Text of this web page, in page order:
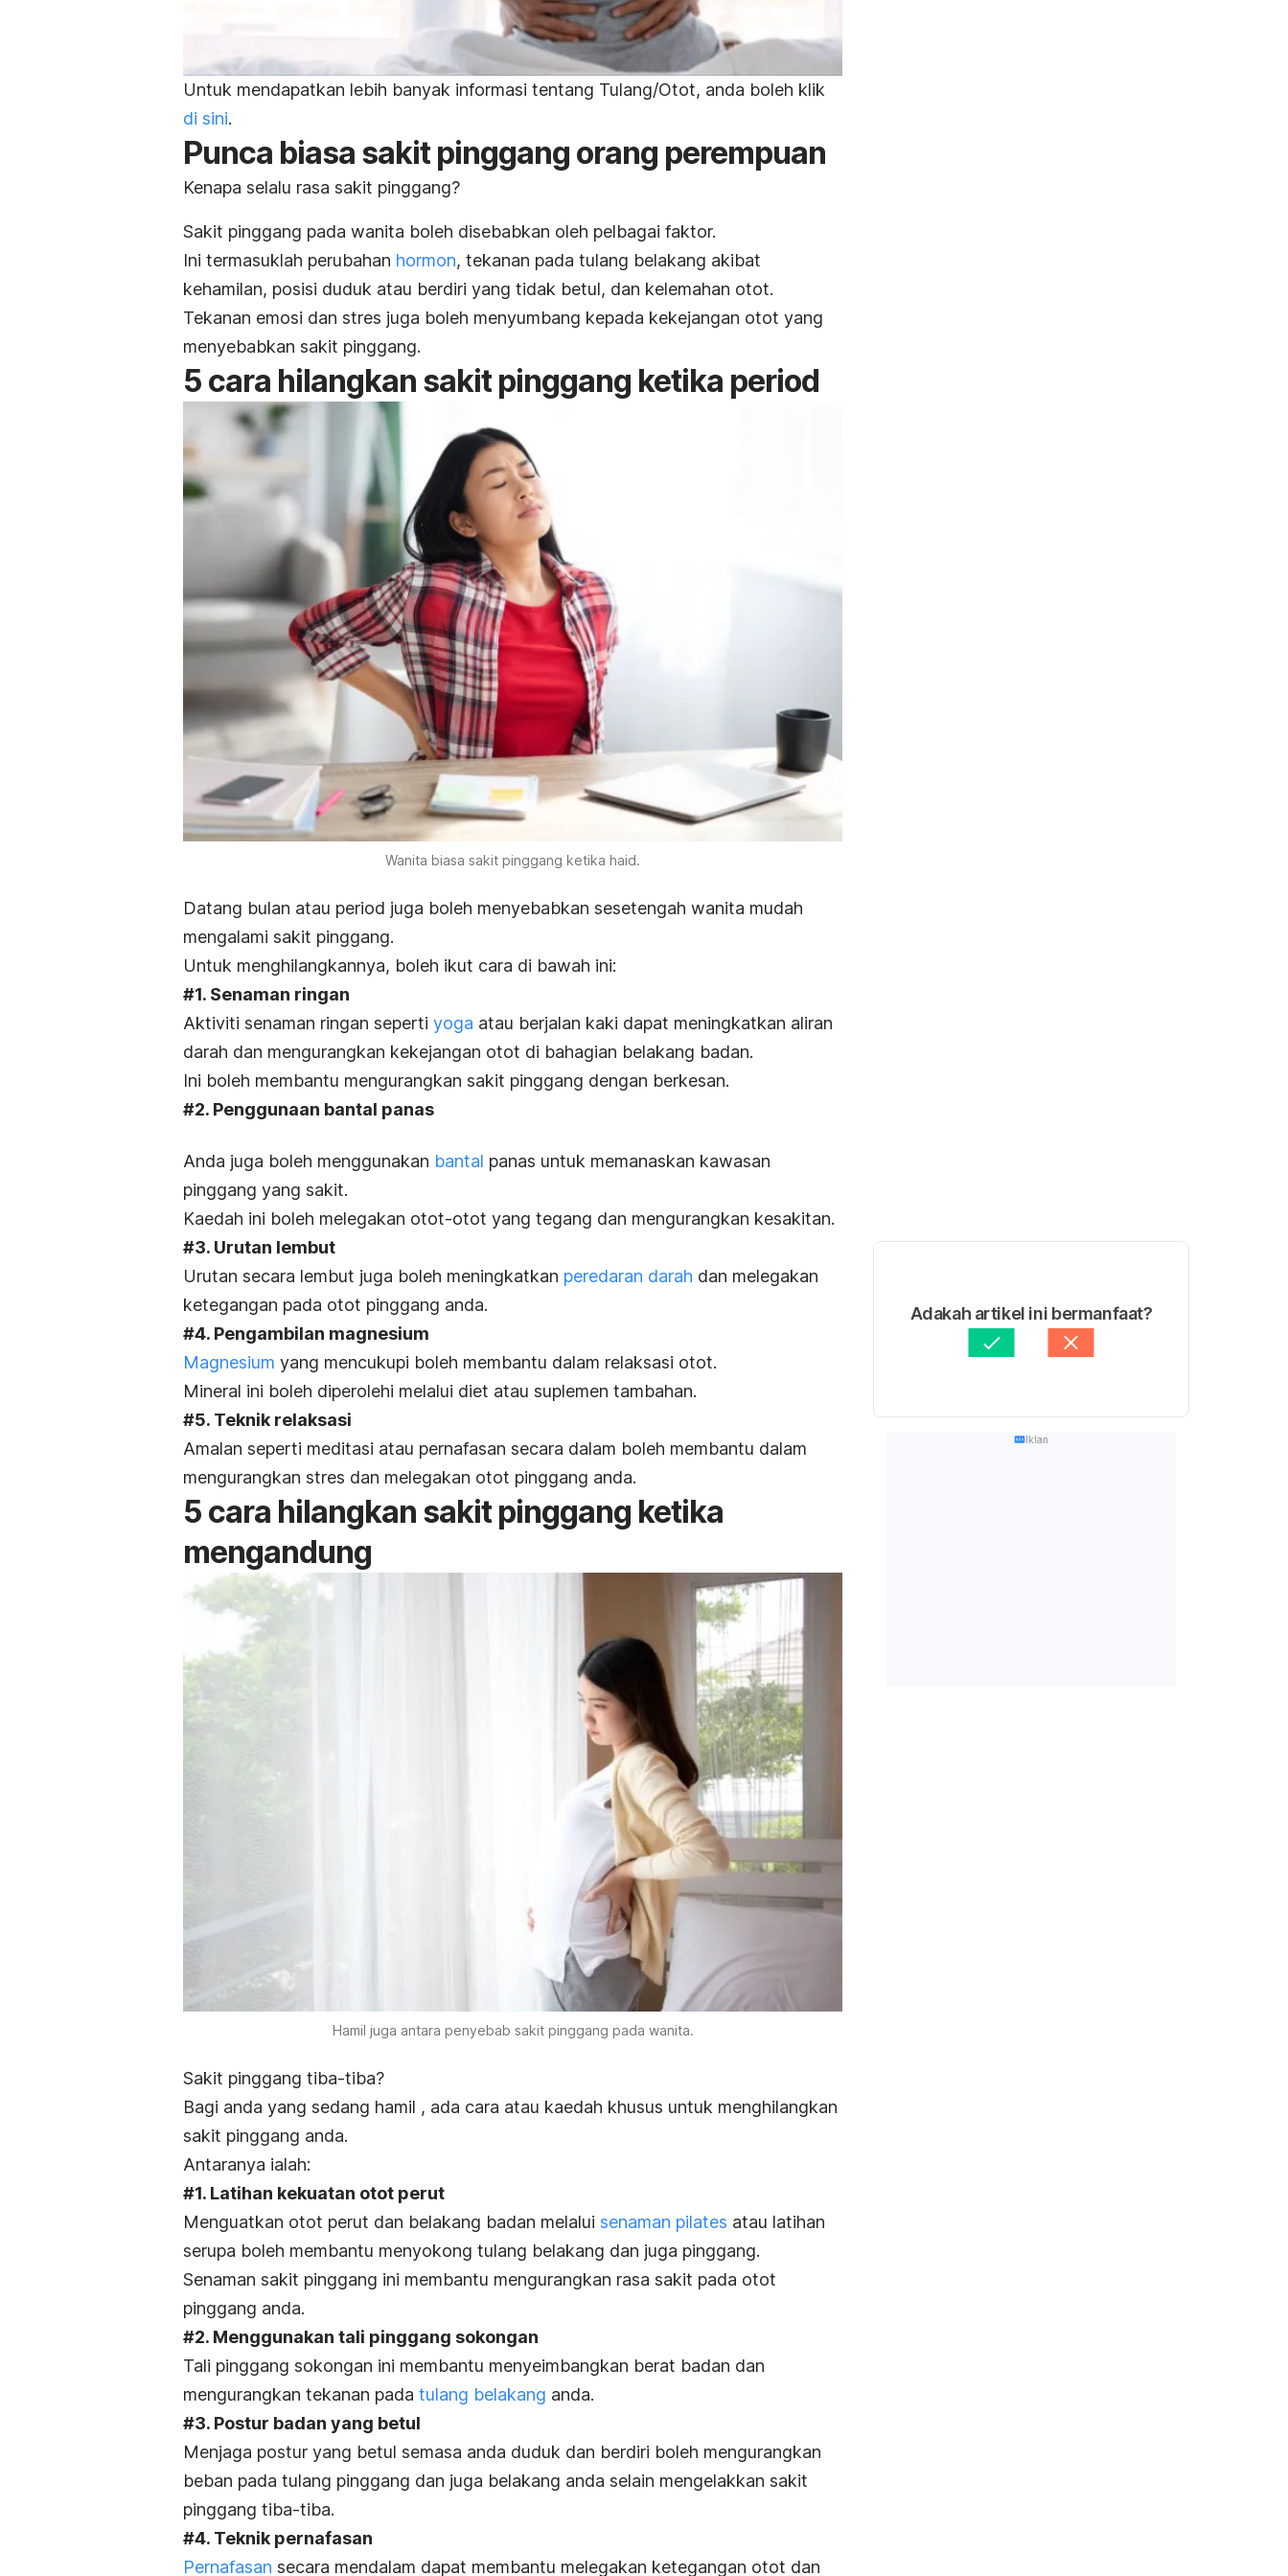
Untuk mendapatkan lebih banyak informasi tentang Tulang/Otot, anda boleh klik
di sini.
Punca biasa sakit pinggang orang perempuan
Kenapa selalu rasa sakit pinggang?
Sakit pinggang pada wanita boleh disebabkan oleh pelbagai faktor.
Ini termasuklah perubahan hormon, tekanan pada tulang belakang akibat
kehamilan, posisi duduk atau berdiri yang tidak betul, dan kelemahan otot.
Tekanan emosi dan stres juga boleh menyumbang kepada kekejangan otot yang
menyebabkan sakit pinggang.
5 cara hilangkan sakit pinggang ketika period
Wanita biasa sakit pinggang ketika haid.
Datang bulan atau period juga boleh menyebabkan sesetengah wanita mudah
mengalami sakit pinggang.
Untuk menghilangkannya, boleh ikut cara di bawah ini:
#1. Senaman ringan
Aktiviti senaman ringan seperti yoga atau berjalan kaki dapat meningkatkan aliran
darah dan mengurangkan kekejangan otot di bahagian belakang badan.
Ini boleh membantu mengurangkan sakit pinggang dengan berkesan.
#2. Penggunaan bantal panas
Anda juga boleh menggunakan bantal panas untuk memanaskan kawasan
pinggang yang sakit.
Kaedah ini boleh melegakan otot-otot yang tegang dan mengurangkan kesakitan.
#3. Urutan lembut
Urutan secara lembut juga boleh meningkatkan peredaran darah dan melegakan
ketegangan pada otot pinggang anda.
#4. Pengambilan magnesium
Magnesium yang mencukupi boleh membantu dalam relaksasi otot.
Mineral ini boleh diperolehi melalui diet atau suplemen tambahan.
#5. Teknik relaksasi
Amalan seperti meditasi atau pernafasan secara dalam boleh membantu dalam
mengurangkan stres dan melegakan otot pinggang anda.
5 cara hilangkan sakit pinggang ketika
mengandung
Hamil juga antara penyebab sakit pinggang pada wanita.
Sakit pinggang tiba-tiba?
Bagi anda yang sedang hamil , ada cara atau kaedah khusus untuk menghilangkan
sakit pinggang anda.
Antaranya ialah:
#1. Latihan kekuatan otot perut
Menguatkan otot perut dan belakang badan melalui senaman pilates atau latihan
serupa boleh membantu menyokong tulang belakang dan juga pinggang.
Senaman sakit pinggang ini membantu mengurangkan rasa sakit pada otot
pinggang anda.
#2. Menggunakan tali pinggang sokongan
Tali pinggang sokongan ini membantu menyeimbangkan berat badan dan
mengurangkan tekanan pada tulang belakang anda.
#3. Postur badan yang betul
Menjaga postur yang betul semasa anda duduk dan berdiri boleh mengurangkan
beban pada tulang pinggang dan juga belakang anda selain mengelakkan sakit
pinggang tiba-tiba.
#4. Teknik pernafasan
Pernafasan secara mendalam dapat membantu melegakan ketegangan otot dan
Adakah artikel ini bermanfaat?
Iklan